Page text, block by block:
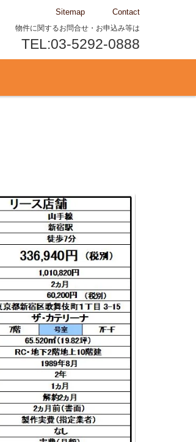
Sitemap Contact
物件に関するお問合せ・お申込み等は
TEL:03-5292-0888